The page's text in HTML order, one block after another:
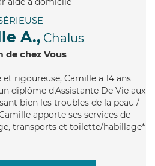
A., Chalus
de chez Vous
rigoureuse, Camille a 14 ans
diplôme d'Assistante De Vie aux
bien les troubles de la peau /
apporte ses services de
transports et toilette/habillage*